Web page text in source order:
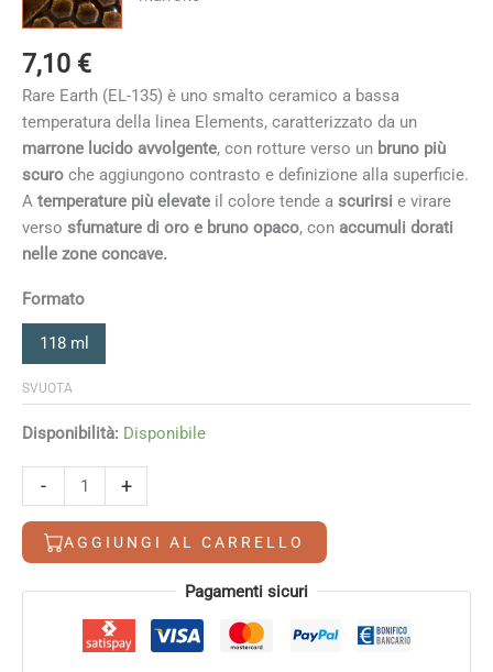
7,10 €
Rare Earth (EL-135) è uno smalto ceramico a bassa
temperatura della linea Elements, caratterizzato da un
marrone lucido avvolgente, con rotture verso un bruno più
scuro che aggiungono contrasto e definizione alla superficie.
A temperature più elevate il colore tende a scurirsi e virare
verso sfumature di oro e bruno opaco, con accumuli dorati
nelle zone concave.
Formato
118 ml
SVUOTA
Disponibilità: Disponibile
-
Earth
quantità
+
AGGIUNGI AL CARRELLO
Alternative: Pagamenti sicuri